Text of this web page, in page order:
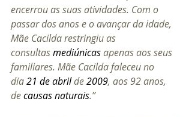
encerrou as suas atividades. Com o
passar dos anos e o avançar da idade,
Mãe Cacilda restringiu as
consultas mediúnicas apenas aos seus
familiares. Mãe Cacilda faleceu no
dia 21 de abril de 2009, aos 92 anos,
de causas naturais.”